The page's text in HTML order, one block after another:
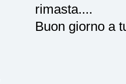
rimasta....
Buon giorno a